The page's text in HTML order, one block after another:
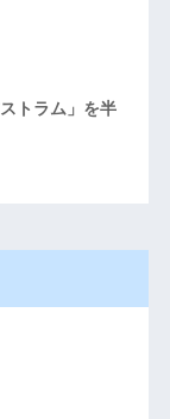
トラム」を半